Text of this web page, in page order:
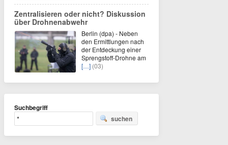
Zentralisieren oder nicht? Diskussion
über Drohnenabwehr
Berlin (dpa) - Neben
den Ermittlungen nach
der Entdeckung einer
Sprengstoff-Drohne am
[…] (03)
Suchbegriff
suchen